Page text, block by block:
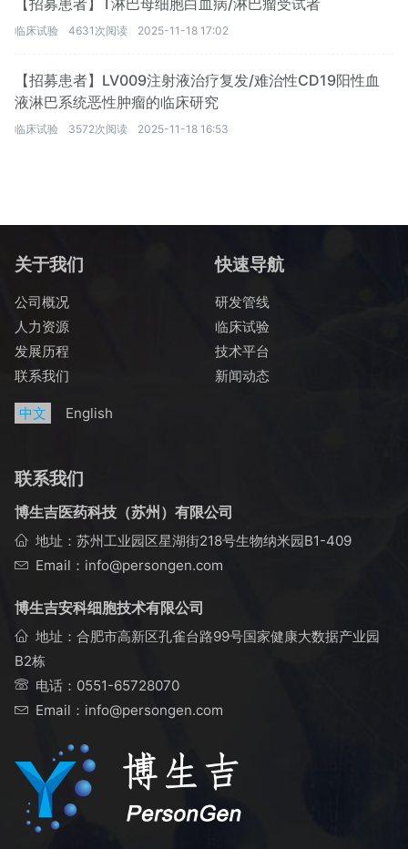
【招募患者】T淋巴母细胞白血病/淋巴瘤受试者
临床试验 4631次阅读 2025-11-18 17:02
【招募患者】LV009注射液治疗复发/难治性CD19阳性血
液淋巴系统恶性肿瘤的临床研究
临床试验 3572次阅读 2025-11-18 16:53
关于我们
公司概况
人力资源
发展历程
联系我们
快速导航
研发管线
临床试验
技术平台
新闻动态
中文 English
联系我们
博生吉医药科技（苏州）有限公司
地址：苏州工业园区星湖街218号生物纳米园B1-409
Email：info@persongen.com
博生吉安科细胞技术有限公司
地址：合肥市高新区孔雀台路99号国家健康大数据产业园
B2栋
电话： 0551-65728070
Email：info@persongen.com